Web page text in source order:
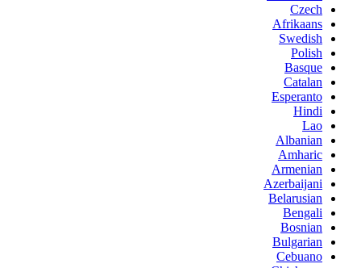
Czech
Afrikaans
Swedish
Polish
Basque
Catalan
Esperanto
Hindi
Lao
Albanian
Amharic
Armenian
Azerbaijani
Belarusian
Bengali
Bosnian
Bulgarian
Cebuano